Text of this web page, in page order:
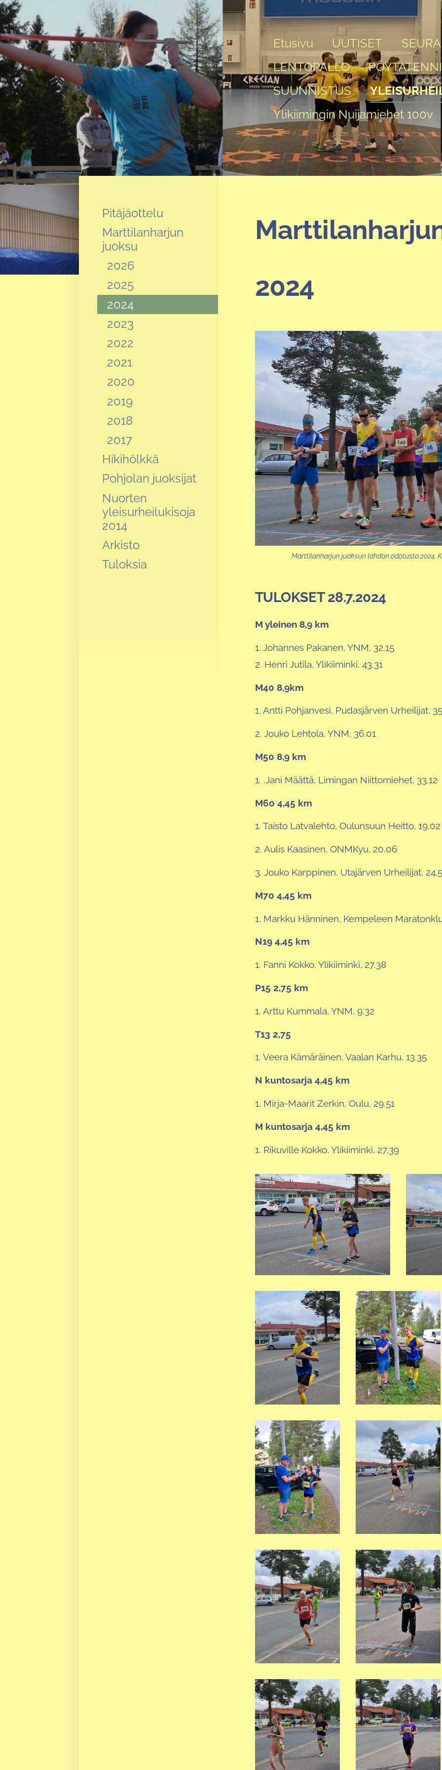
Siirry
sivun
sisältöön
Sivuston etusivulle Etusivu UUTISET SEURA
LENTOPALLO
SUUNNISTUS
Ylikiimingin Nuijamiehet 100v
Pitäjäottelu
Marttilanharjun
juoksu
2026
2025
2024
2023
2022
2021
2020
2019
2018
2017
Hikihölkkä
Pohjolan juoksijat
Nuorten
yleisurheilukisoja
2014
Arkisto
Tuloksia
2024
Marttilanharjun juoksun lähdön odotusta 2024.
TULOKSET 28.7.2024
M yleinen 8,9 km
1. Johannes Pakanen, YNM, 32.15
2. Henri Jutila, Ylikiiminki, 43.31
M40 8,9km
1. Antti Pohjanvesi, Pudasjärven Urheilijat,
2. Jouko Lehtola, YNM, 36.01
M50 8,9 km
1. .Jani Määttä, Limingan Niittomiehet, 33.12
M60 4,45 km
1. Taisto Latvalehto, Oulunsuun Heitto, 19.02
2. Aulis Kaasinen, ONMKyu, 20.06
3. Jouko Karppinen, Utajärven Urheilijat,
M70 4,45 km
1. Markku Hänninen, Kempeleen
N19 4,45 km
1. Fanni Kokko, Ylikiiminki, 27.38
P15 2,75 km
1. Arttu Kummala, YNM, 9.32
T13 2,75
1. Veera Kämäräinen, Vaalan Karhu, 13.35
N kuntosarja 4,45 km
1. Mirja-Maarit Zerkin, Oulu, 29.51
M kuntosarja 4,45 km
1. Rikuville Kokko, Ylikiiminki, 27.39